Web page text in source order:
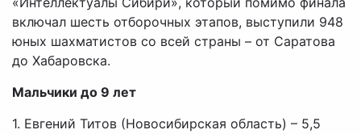
включал шесть отборочных этапов, выступили 948
юных шахматистов со всей страны – от Саратова
до Хабаровска.
Мальчики до 9 лет
1. Евгений Титов (Новосибирская область) – 5,5